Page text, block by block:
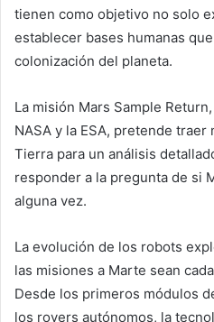
tienen como objetivo no solo
establecer bases humanas
colonización del planeta.
La misión Mars Sample
NASA y la ESA, pretende traer
Tierra para un análisis
responder a la pregunta de si
alguna vez.
La evolución de los robots
las misiones a Marte sean
Desde los primeros módulos
los rovers autónomos, la